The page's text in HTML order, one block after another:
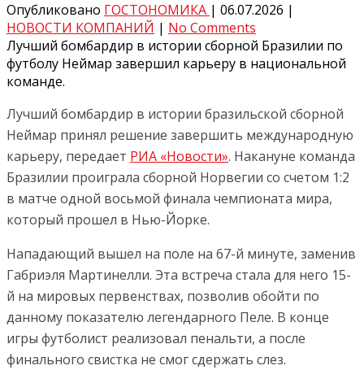
Опубликовано ГОСТОНОМИКА | 06.07.2026 |
НОВОСТИ КОМПАНИЙ | No Comments
Лучший бомбардир в истории сборной Бразилии по
футболу Неймар завершил карьеру в национальной
команде.
Лучший бомбардир в истории бразильской сборной
Неймар принял решение завершить международную
карьеру, передает РИА «Новости». Накануне команда
Бразилии проиграла сборной Норвегии со счетом 1:2
в матче одной восьмой финала чемпионата мира,
который прошел в Нью-Йорке.
Нападающий вышел на поле на 67-й минуте, заменив
Габриэля Мартинелли. Эта встреча стала для него 15-
й на мировых первенствах, позволив обойти по
данному показателю легендарного Пеле. В конце
игры футболист реализовал пенальти, а после
финального свистка не смог сдержать слез.